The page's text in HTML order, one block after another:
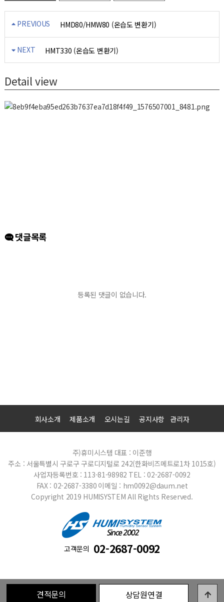
PREVIOUS HMD80/HMW80 (온습도 변환기)
NEXT HMT330 (온습도 변환기)
Detail view
댓글목록
등록된 댓글이 없습니다.
회사소개 제품소개 오시는길 공지사항 관리자
주)휴미시스템 대표 : 이준행
주소 : 서울특별시 구로구 구로디지털로 242(한화비즈메트로1차 1015호)
사업자등록번호 : 113-81-98982 TEL : 02-2687-0092
FAX : 02-2687-3380 이메일 : hm0092@daum.net
Copyright 2019 HUMISYSTEM All Rights Reserved.
고객문의 02-2687-0092
견적문의 상담원연결